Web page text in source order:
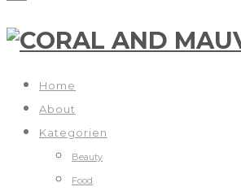
Home
About
Kategorien
Beauty
Food